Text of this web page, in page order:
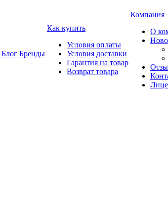
Блог Бренды
Как купить
Условия оплаты
Условия доставки
Гарантия на товар
Возврат товара
Компания
О